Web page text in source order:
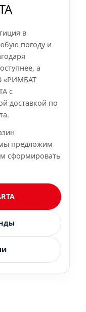
в
погоду и
а
«РИМБАТ
с
доставкой по
мы предложим
сформировать